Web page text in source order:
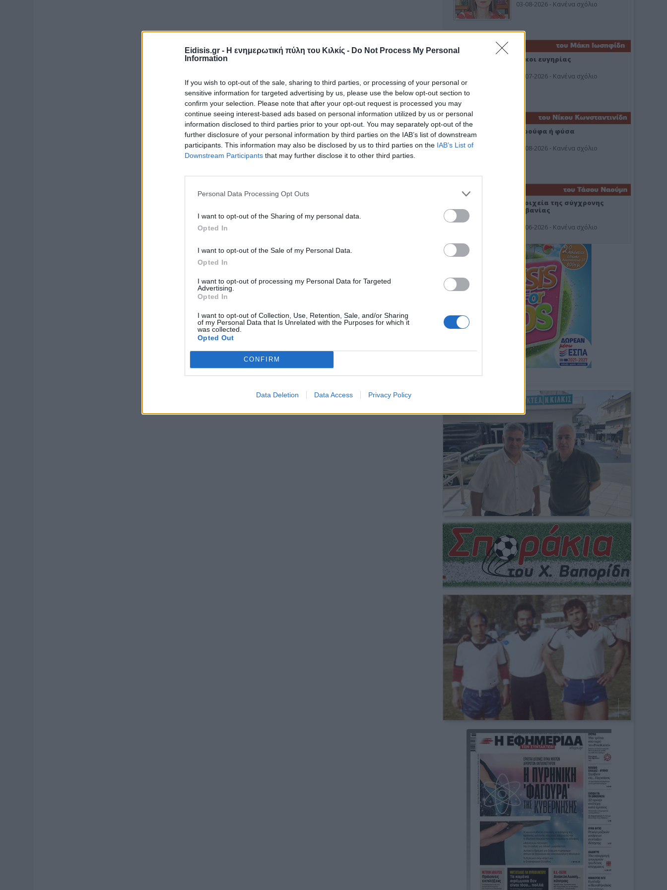
Eidisis.gr - Η ενημερωτική πύλη του Κιλκίς - Do Not Process My Personal
Information
If you wish to opt-out of the sale, sharing to third parties, or processing of your personal or
sensitive information for targeted advertising by us, please use the below opt-out section to
confirm your selection. Please note that after your opt-out request is processed you may
continue seeing interest-based ads based on personal information utilized by us or personal
information disclosed to third parties prior to your opt-out. You may separately opt-out of the
further disclosure of your personal information by third parties on the IAB’s list of downstream
participants. This information may also be disclosed by us to third parties on the IAB’s List of
Downstream Participants that may further disclose it to other third parties.
Personal Data Processing Opt Outs
I want to opt-out of the Sharing of my personal data.
Opted In
I want to opt-out of the Sale of my Personal Data.
Opted In
I want to opt-out of processing my Personal Data for Targeted
Advertising.
Opted In
I want to opt-out of Collection, Use, Retention, Sale, and/or Sharing
of my Personal Data that Is Unrelated with the Purposes for which it
was collected.
Opted Out
CONFIRM
Data Deletion Data Access Privacy Policy
03-08-2026 - Κανένα σχόλιο
Οίκοι ευγηρίας
24-07-2026 - Κανένα σχόλιο
Ή ρούφα ή φύσα
03-08-2026 - Κανένα σχόλιο
Στοιχεία της σύγχρονης
Αλβανίας
19-06-2026 - Κανένα σχόλιο
Φωτοσχόλιο